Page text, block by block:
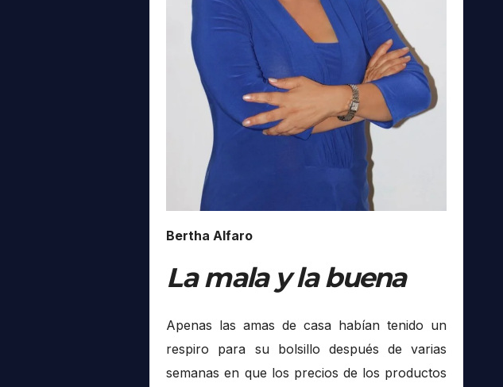
Bertha Alfaro
La mala y la buena
Apenas las amas de casa habían tenido un
respiro para su bolsillo después de varias
semanas en que los precios de los productos